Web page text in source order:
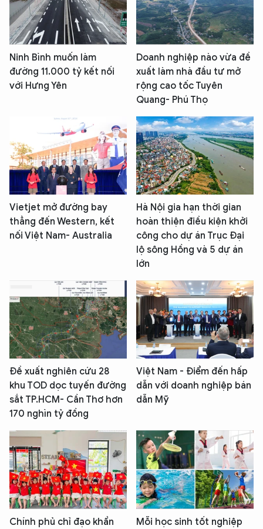
Ninh Bình muốn làm
đường 11.000 tỷ kết nối
với Hưng Yên
Doanh nghiệp nào vừa đề
xuất làm nhà đầu tư mở
rộng cao tốc Tuyên
Quang- Phú Thọ
Vietjet mở đường bay
thẳng đến Western, kết
nối Việt Nam- Australia
Hà Nội gia hạn thời gian
hoàn thiện điều kiện khởi
công cho dự án Trục Đại
lộ sông Hồng và 5 dự án
lớn
Đề xuất nghiên cứu 28
khu TOD dọc tuyến đường
sắt TP.HCM- Cần Thơ hơn
170 nghìn tỷ đồng
Việt Nam - Điểm đến hấp
dẫn với doanh nghiệp bán
dẫn Mỹ
Chính phủ chỉ đạo khẩn
Mỗi học sinh tốt nghiệp